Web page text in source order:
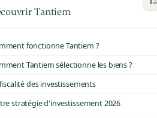
Tantiem
fonctionne Tantiem ?
Tantiem sélectionne les biens ?
des investissements
stratégie d'investissement 2026